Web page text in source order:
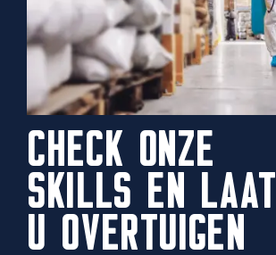
CHECK ONZE
SKILLS EN LAAT
U OVERTUIGEN